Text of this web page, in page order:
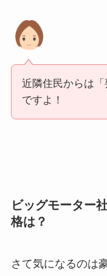
近隣住民からは「
ですよ！
ビッグモーター
格は？
さて気になるのは